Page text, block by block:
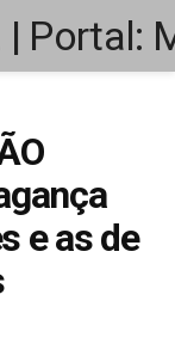
e as de